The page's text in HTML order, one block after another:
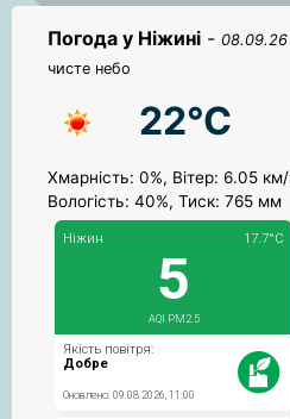
Погода у Ніжині - 08.09.26
чисте небо
22°C
Хмарність: 0%, Вітер: 6.05 км/
Вологість: 40%, Тиск: 765 мм